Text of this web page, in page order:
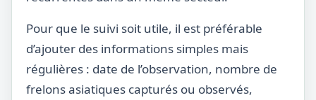
Pour que le suivi soit utile, il est préférable
d’ajouter des informations simples mais
régulières : date de l’observation, nombre de
frelons asiatiques capturés ou observés,